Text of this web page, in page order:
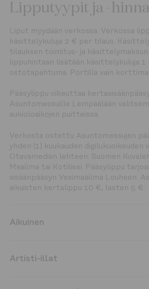
Lipputyypit ja -
Liput myydään verkossa. Verkossa
käsittelykuluja 2 € per tilaus.
tilauksen toimitus- ja
lippuhintaan lisätään käsittelykuluja 1
ostotapahtuma. Portilla vain
Pääsylippu oikeuttaa
Asuntomessuille Lempäälään
aukioloaikojen puitteissa.
Verkosta ostettu Asuntomessujen
yhden (1) kuukauden digilukuoikeuden
Otavamedian lehteen: Suomen
Maailma tai Kotiliesi. Pääsylippu
sisäänpääsyn Vesimaailma Louheen:
aikuisten kertalippu 10 €, lasten 5 €.
Aikuinen
Artisti-illat